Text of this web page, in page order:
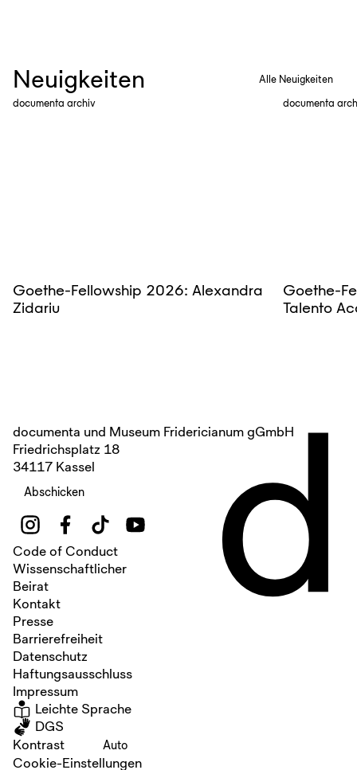
Neuigkeiten
Alle Neuigkeiten
documenta archiv
Goethe-Fellowship 2026: Alexandra
Zidariu
documenta
Goethe-
Talento
documenta und Museum Fridericianum gGmbH
Friedrichsplatz 18
34117 Kassel
Abschicken
Code of Conduct
Wissenschaftlicher
Beirat
Kontakt
Presse
Barrierefreiheit
Datenschutz
Haftungsausschluss
Impressum
Leichte Sprache
DGS
Kontrast
Auto
Cookie-Einstellungen
d